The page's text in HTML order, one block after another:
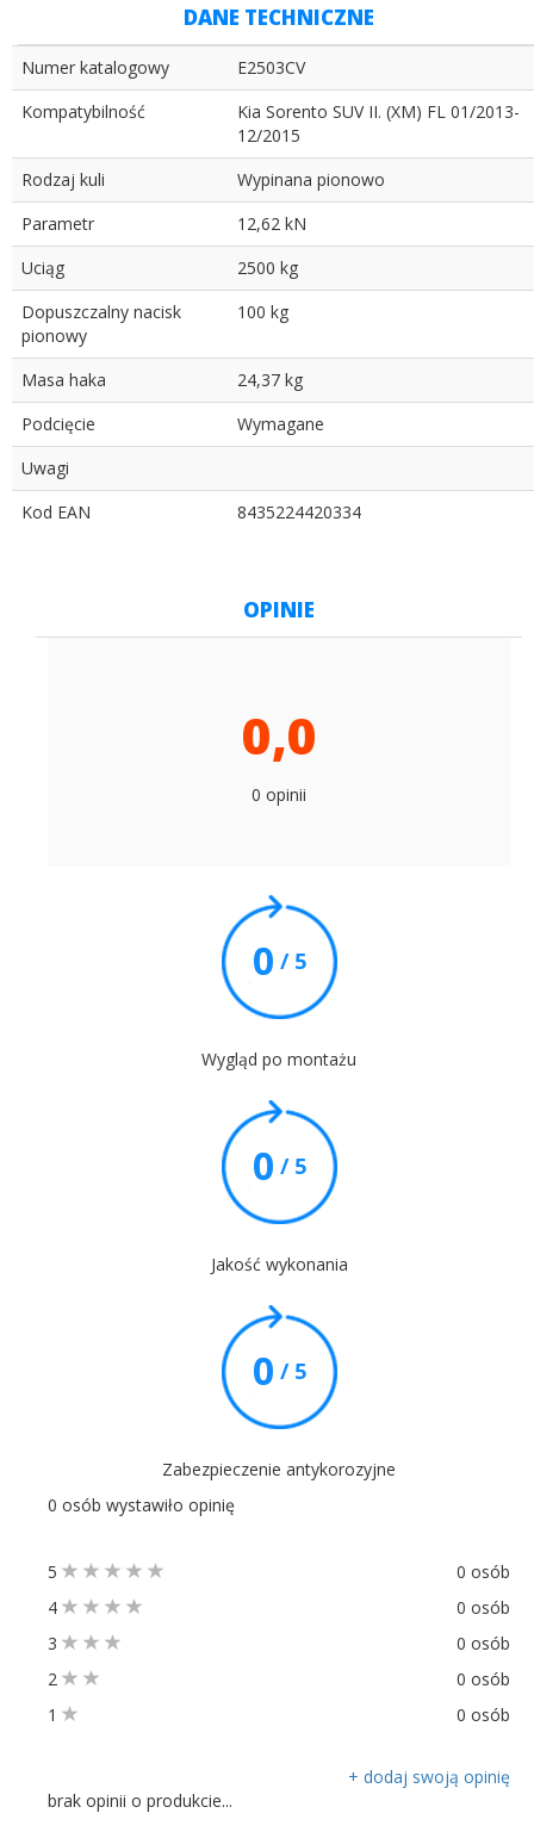
DANE TECHNICZNE
Numer katalogowy
E2503CV
Kompatybilność
Kia Sorento SUV II. (XM) FL 01/2013-
12/2015
Rodzaj kuli
Wypinana pionowo
Parametr
12,62 kN
Uciąg
2500 kg
Dopuszczalny nacisk
pionowy
100 kg
Masa haka
24,37 kg
Podcięcie
Wymagane
Uwagi
Kod EAN
8435224420334
OPINIE
0,0
0 opinii
0 / 5
Wygląd po montażu
0 / 5
Jakość wykonania
0 / 5
Zabezpieczenie antykorozyjne
0 osób wystawiło opinię
5
0 osób
4
0 osób
3
0 osób
2
0 osób
1
0 osób
+ dodaj swoją opinię
brak opinii o produkcie...